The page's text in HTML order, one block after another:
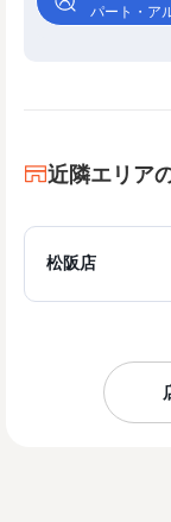
パート・ア
近隣エリア
松阪店